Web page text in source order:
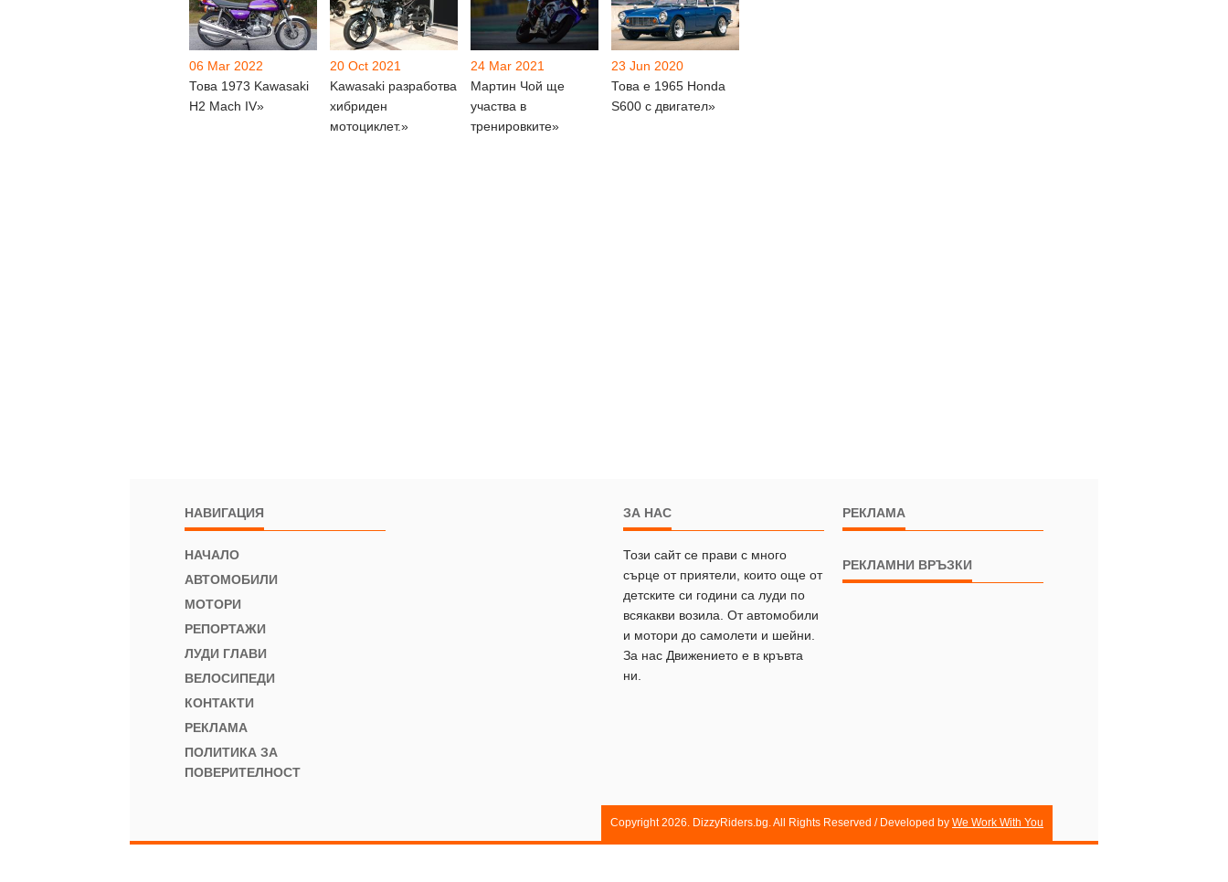
06 Mar 2022
Това 1973 Kawasaki
H2 Mach IV»
20 Oct 2021
Kawasaki разработва
хибриден
мотоциклет.»
24 Mar 2021
Мартин Чой ще
участва в
тренировките»
23 Jun 2020
Това е 1965 Honda
S600 с двигател»
НАВИГАЦИЯ
НАЧАЛО
АВТОМОБИЛИ
МОТОРИ
РЕПОРТАЖИ
ЛУДИ ГЛАВИ
ВЕЛОСИПЕДИ
КОНТАКТИ
РЕКЛАМА
ПОЛИТИКА ЗА
ПОВЕРИТЕЛНОСТ
ЗА НАС
Този сайт се прави с много
сърце от приятели, които още от
детските си години са луди по
всякакви возила. От автомобили
и мотори до самолети и шейни.
За нас Движението е в кръвта
ни.
РЕКЛАМА
РЕКЛАМНИ ВРЪЗКИ
Copyright 2026. DizzyRiders.bg. All Rights Reserved / Developed by We Work With You